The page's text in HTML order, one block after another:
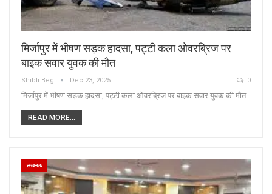
मिर्जापुर में भीषण सड़क हादसा, पट्टी कला ओवरब्रिज पर
बाइक सवार युवक की मौत
Shibli Beg Dec 23, 2025 0
मिर्जापुर में भीषण सड़क हादसा, पट्टी कला ओवरब्रिज पर बाइक सवार युवक की मौत
READ MORE...
लखनऊ